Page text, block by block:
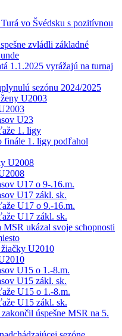
vo Švédsku s pozitívnou
zvládli základné
1.1.2025 vyrážajú na turnaj
sezónu 2024/2025
U2003
U23
1. ligy
finále 1. ligy podľahol
U2008
U17 o 9-.16.m.
U17 zákl. sk.
U17 o 9.-16.m.
U17 zákl. sk.
ukázal svoje schopnosti
U2010
U15 o 1.-8.m.
U15 zákl. sk.
U15 o 1.-8.m.
U15 zákl. sk.
úspešne MSR na 5.